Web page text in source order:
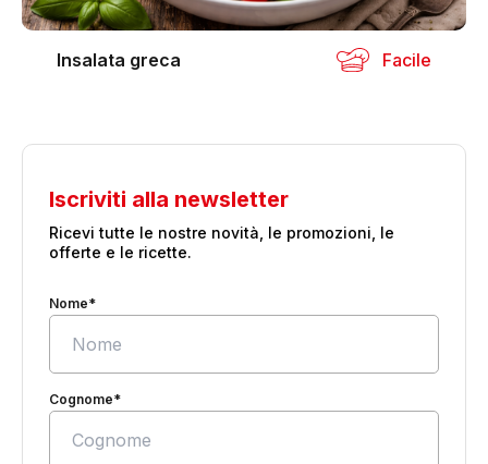
Insalata greca Facile
Iscriviti alla newsletter
Ricevi tutte le nostre novità, le promozioni, le
offerte e le ricette.
Nome*
Cognome*